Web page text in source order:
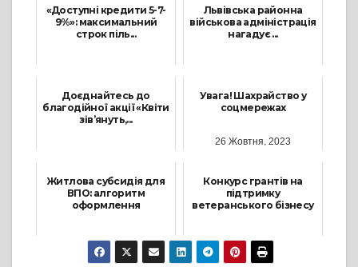
«Доступні кредити 5-7-
9%»: максимальний
строк піль...
Львівська районна
військова адміністрація
нагадує ...
Доєднайтесь до
благодійної акції «Квіти
зів’януть,...
Увага! Шахрайство у
соцмережах
26 Жовтня, 2023
Житлова субсидія для
ВПО: алгоритм
оформлення
11 Листопада, 2024
Конкурс грантів на
підтримку
ветеранського бізнесу
24 Квітня, 2025